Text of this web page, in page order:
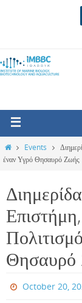
Events
έναν Υγρό Θησαυρό Ζωής
Θησαυρό
October 20,